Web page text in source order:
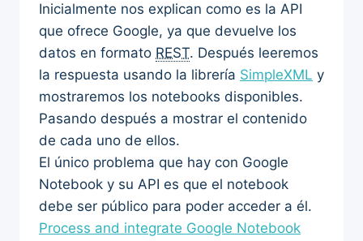
Inicialmente nos explican como es la API
que ofrece Google, ya que devuelve los
datos en formato REST. Después leeremos
la respuesta usando la librería SimpleXML y
mostraremos los notebooks disponibles.
Pasando después a mostrar el contenido
de cada uno de ellos.
El único problema que hay con Google
Notebook y su API es que el notebook
debe ser público para poder acceder a él.
Process and integrate Google Notebook